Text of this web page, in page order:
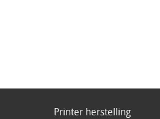
Printer herstelling